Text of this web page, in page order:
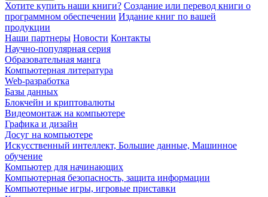
Хотите купить наши книги? Создание или перевод книги о
программном обеспечении Издание книг по вашей
продукции
Наши партнеры Новости Контакты
Научно-популярная серия
Образовательная манга
Компьютерная литература
Web-разработка
Базы данных
Блокчейн и криптовалюты
Видеомонтаж на компьютере
Графика и дизайн
Досуг на компьютере
Искусственный интеллект, Большие данные, Машинное
обучение
Компьютер для начинающих
Компьютерная безопасность, защита информации
Компьютерные игры, игровые приставки